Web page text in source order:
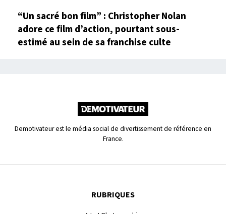
“Un sacré bon film” : Christopher Nolan
adore ce film d’action, pourtant sous-
estimé au sein de sa franchise culte
Demotivateur est le média social de divertissement de référence en
France.
RUBRIQUES